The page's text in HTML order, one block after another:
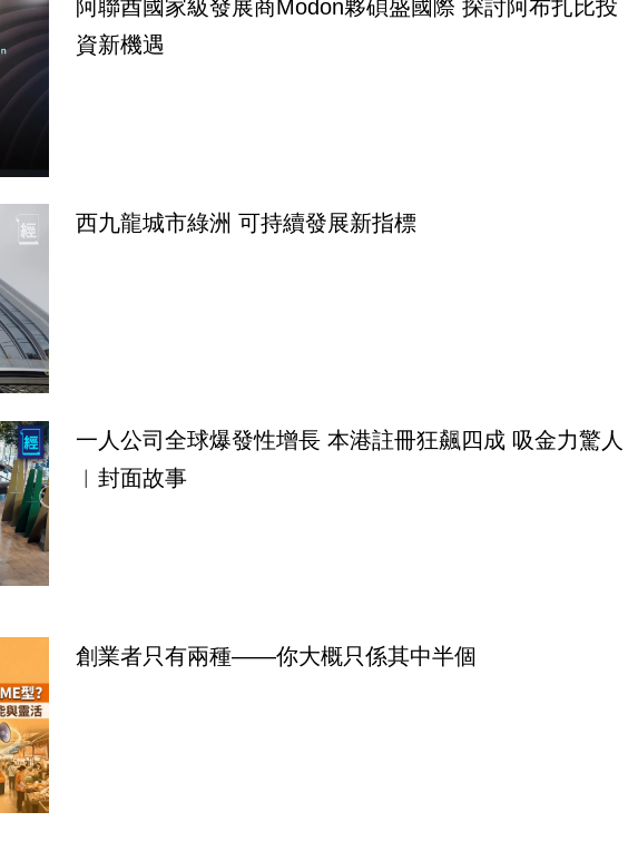
阿聯酋國家級發展商Modon夥碩盛國際 探討阿布扎比投
資新機遇
西九龍城市綠洲 可持續發展新指標
一人公司全球爆發性增長 本港註冊狂飆四成 吸金力驚人
︳封面故事
創業者只有兩種——你大概只係其中半個